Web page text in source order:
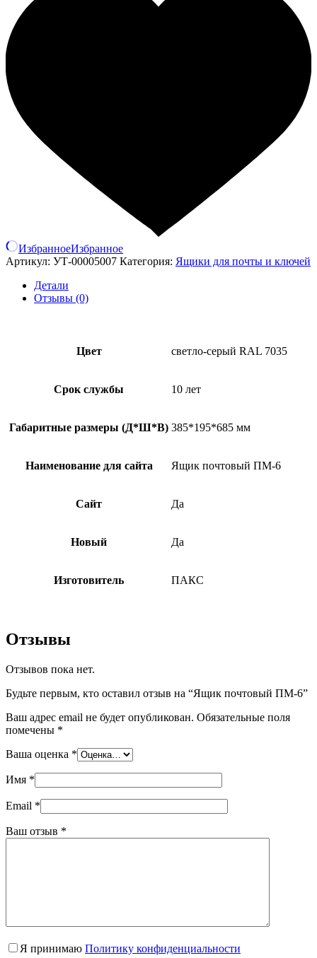
ИзбранноеИзбранное
Артикул: УТ-00005007 Категория: Ящики для почты и ключей
Детали
Отзывы (0)
Цвет светло-серый RAL 7035
Срок службы 10 лет
Габаритные размеры (Д*Ш*В) 385*195*685 мм
Наименование для сайта Ящик почтовый ПМ-6
Сайт Да
Новый Да
Изготовитель ПАКС
Отзывы
Отзывов пока нет.
Будьте первым, кто оставил отзыв на “Ящик почтовый ПМ-6”
Ваш адрес email не будет опубликован. Обязательные поля
помечены *
Ваша оценка *
Имя *
Email *
Ваш отзыв *
Я принимаю Политику конфиденциальности